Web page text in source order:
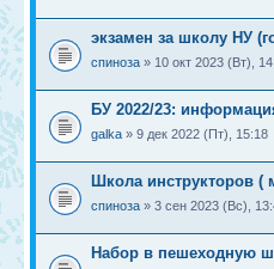
экзамен за школу НУ
спиноза » 10 окт 2023 (Вт),
БУ 2022/23:
galka » 9 дек 2022 (Пт), 15:18
Школа инструкторов (
спиноза » 3 сен 2023 (Вс),
Набор в пешеходную